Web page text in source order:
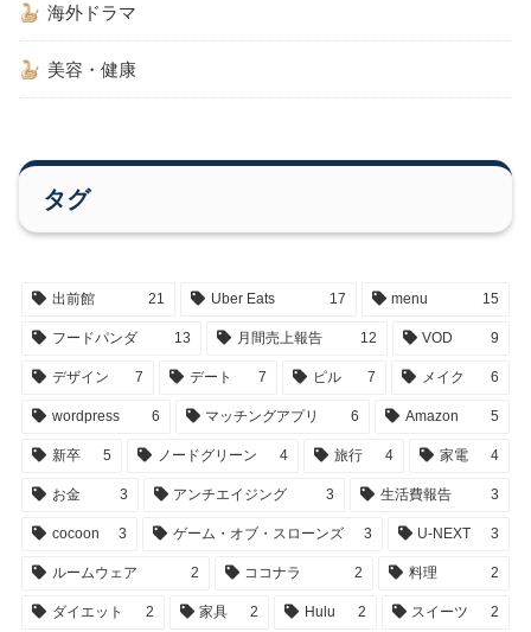
海外ドラマ
美容・健康
タグ
出前館 21 Uber Eats 17 menu 15
フードパンダ 13 月間売上報告 12 VOD 9
デザイン 7 デート 7 ピル 7 メイク 6
wordpress 6 マッチングアプリ 6 Amazon 5
新卒 5 ノードグリーン 4 旅行 4 家電 4
お金 3 アンチエイジング 3 生活費報告 3
cocoon 3 ゲーム・オブ・スローンズ 3 U-NEXT 3
ルームウェア 2 ココナラ 2 料理 2
ダイエット 2 家具 2 Hulu 2 スイーツ 2